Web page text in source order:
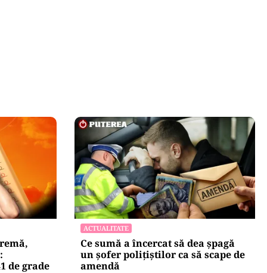
de grade
ACTUALITATE
Ce sumă a încercat să dea șpagă
un șofer polițiștilor ca să scape de
amendă